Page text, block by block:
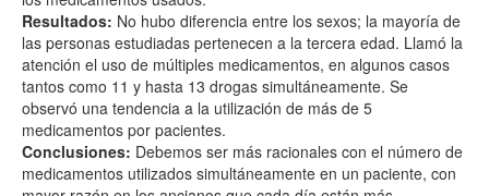
Resultados: No hubo diferencia entre los sexos; la mayoría de
las personas estudiadas pertenecen a la tercera edad. Llamó la
atención el uso de múltiples medicamentos, en algunos casos
tantos como 11 y hasta 13 drogas simultáneamente. Se
observó una tendencia a la utilización de más de 5
medicamentos por pacientes.
Conclusiones: Debemos ser más racionales con el número de
medicamentos utilizados simultáneamente en un paciente, con